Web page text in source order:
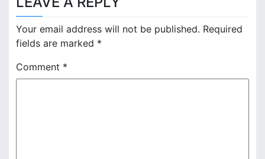
t
n
a
v
Your email address will not be published. Required
fields are marked *
Comment *